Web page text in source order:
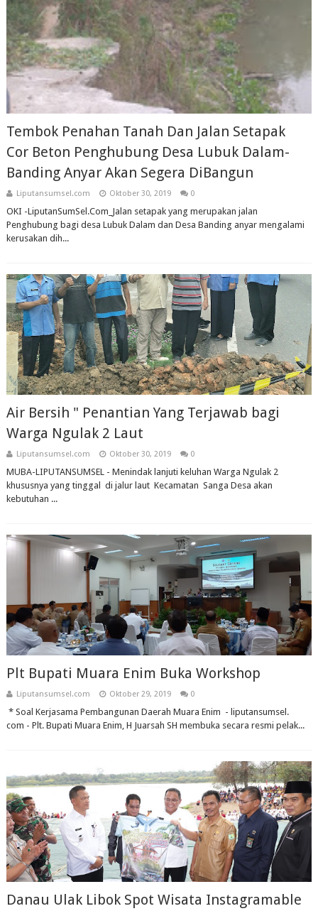
Tembok Penahan Tanah Dan Jalan Setapak
Cor Beton Penghubung Desa Lubuk Dalam-
Banding Anyar Akan Segera DiBangun
Liputansumsel.com Oktober 30, 2019 0
OKI -LiputanSumSel.Com_Jalan setapak yang merupakan jalan
Penghubung bagi desa Lubuk Dalam dan Desa Banding anyar mengalami
kerusakan dih...
Air Bersih " Penantian Yang Terjawab bagi
Warga Ngulak 2 Laut
Liputansumsel.com Oktober 30, 2019 0
MUBA-LIPUTANSUMSEL - Menindak lanjuti keluhan Warga Ngulak 2
khususnya yang tinggal di jalur laut Kecamatan Sanga Desa akan
kebutuhan ...
Plt Bupati Muara Enim Buka Workshop
Liputansumsel.com Oktober 29, 2019 0
* Soal Kerjasama Pembangunan Daerah Muara Enim - liputansumsel.
com - Plt. Bupati Muara Enim, H Juarsah SH membuka secara resmi pelak...
Danau Ulak Libok Spot Wisata Instagramable